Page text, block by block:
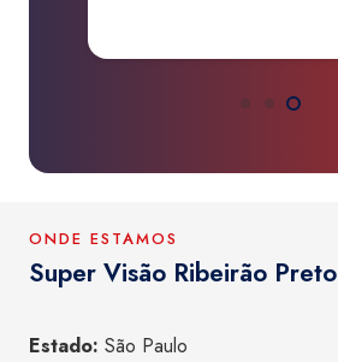
ONDE ESTAMOS
Super Visão Ribeirão Preto
Estado: São Paulo